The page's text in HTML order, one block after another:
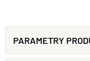
PARAMETRY